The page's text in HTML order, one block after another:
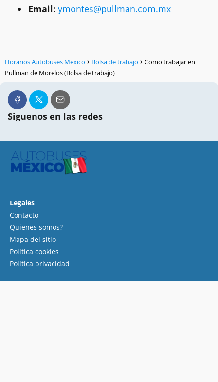
Email: ymontes@pullman.com.mx
Horarios Autobuses Mexico Bolsa de trabajo
Como trabajar en
Pullman de Morelos (Bolsa de trabajo)
Siguenos en las redes
Legales
Contacto
Quienes somos?
Mapa del sitio
Política cookies
Política privacidad